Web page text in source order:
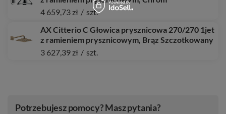
4 659,73 zł / szt.
AX Citterio C Głowica prysznicowa 270/270 1jet
z ramieniem prysznicowym, Brąz Szczotkowany
3 627,39 zł / szt.
Potrzebujesz pomocy? Masz pytania?